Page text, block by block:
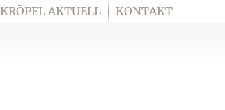
KRÖPFL AKTUELL KONTAKT